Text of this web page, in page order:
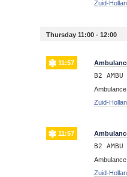
Zuid-
Thursday 11:00 - 12:00
11:57
B2
Zuid-
11:57
B2
Zuid-